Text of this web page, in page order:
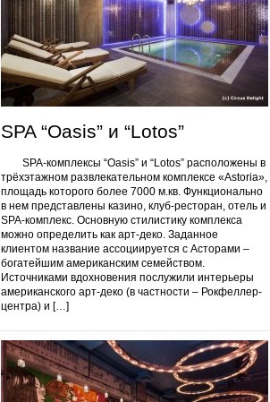
SPA “Oasis” и “Lotos”
SPA-комплексы “Oasis” и “Lotos” расположены в
трёхэтажном развлекательном комплексе «Astoria»,
площадь которого более 7000 м.кв. Функционально
в нем представлены казино, клуб-ресторан, отель и
SPA-комплекс. Основную стилистику комплекса
можно определить как арт-деко. Заданное
клиентом название ассоциируется с Асторами –
богатейшим американским семейством.
Источниками вдохновения послужили интерьеры
американского арт-деко (в частности – Рокфеллер-
центра) и […]